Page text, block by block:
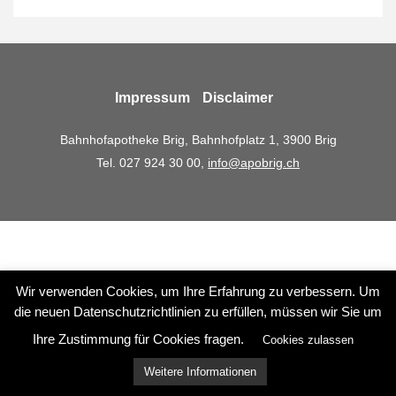
Newsletter Anmeldung
Impressum Disclaimer
Bahnhofapotheke Brig, Bahnhofplatz 1, 3900 Brig
Tel. 027 924 30 00, info@apobrig.ch
Wir verwenden Cookies, um Ihre Erfahrung zu verbessern. Um
die neuen Datenschutzrichtlinien zu erfüllen, müssen wir Sie um
Ihre Zustimmung für Cookies fragen.
Cookies zulassen
Weitere Informationen